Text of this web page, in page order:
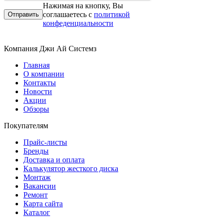
Нажимая на кнопку, Вы
соглашаетесь с политикой
конфеденциальности
Компания Джи Ай Системз
Главная
О компании
Контакты
Новости
Акции
Обзоры
Покупателям
Прайс-листы
Бренды
Доставка и оплата
Калькулятор жесткого диска
Монтаж
Вакансии
Ремонт
Карта сайта
Каталог